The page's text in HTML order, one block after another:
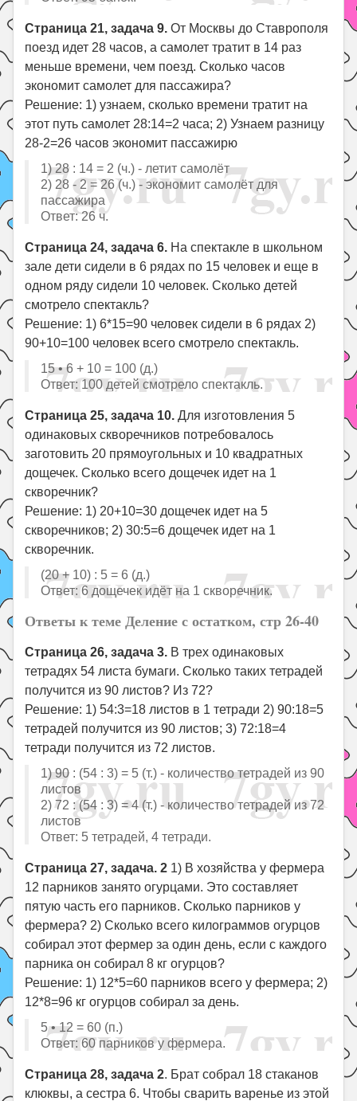
Страница 21, задача 9. От Москвы до Ставрополя
поезд идет 28 часов, а самолет тратит в 14 раз
меньше времени, чем поезд. Сколько часов
экономит самолет для пассажира?
Решение: 1) узнаем, сколько времени тратит на
этот путь самолет 28:14=2 часа; 2) Узнаем разницу
28-2=26 часов экономит пассажирю
1) 28 : 14 = 2 (ч.) - летит самолёт
2) 28 - 2 = 26 (ч.) - экономит самолёт для
пассажира
Ответ: 26 ч.
Страница 24, задача 6. На спектакле в школьном
зале дети сидели в 6 рядах по 15 человек и еще в
одном ряду сидели 10 человек. Сколько детей
смотрело спектакль?
Решение: 1) 6*15=90 человек сидели в 6 рядах 2)
90+10=100 человек всего смотрело спектакль.
15 • 6 + 10 = 100 (д.)
Ответ: 100 детей смотрело спектакль.
Страница 25, задача 10. Для изготовления 5
одинаковых скворечников потребовалось
заготовить 20 прямоугольных и 10 квадратных
дощечек. Сколько всего дощечек идет на 1
скворечник?
Решение: 1) 20+10=30 дощечек идет на 5
скворечников; 2) 30:5=6 дощечек идет на 1
скворечник.
(20 + 10) : 5 = 6 (д.)
Ответ: 6 дощечек идёт на 1 скворечник.
Ответы к теме Деление с остатком, стр 26-40
Страница 26, задача 3. В трех одинаковых
тетрадях 54 листа бумаги. Сколько таких тетрадей
получится из 90 листов? Из 72?
Решение: 1) 54:3=18 листов в 1 тетради 2) 90:18=5
тетрадей получится из 90 листов; 3) 72:18=4
тетради получится из 72 листов.
1) 90 : (54 : 3) = 5 (т.) - количество тетрадей из 90
листов
2) 72 : (54 : 3) = 4 (т.) - количество тетрадей из 72
листов
Ответ: 5 тетрадей, 4 тетради.
Страница 27, задача. 2 1) В хозяйства у фермера
12 парников занято огурцами. Это составляет
пятую часть его парников. Сколько парников у
фермера? 2) Сколько всего килограммов огурцов
собирал этот фермер за один день, если с каждого
парника он собирал 8 кг огурцов?
Решение: 1) 12*5=60 парников всего у фермера; 2)
12*8=96 кг огурцов собирал за день.
5 • 12 = 60 (п.)
Ответ: 60 парников у фермера.
Страница 28, задача 2. Брат собрал 18 стаканов
клюквы, а сестра 6. Чтобы сварить варенье из этой